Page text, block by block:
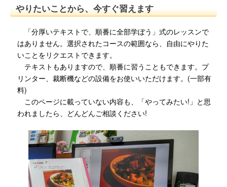
やりたいことから、今すぐ習えます
「分厚いテキストで、順番に全部学ぼう」式のレッスンで
はありません。選択されたコースの範囲なら、自由にやりた
いことをリクエストできます。
テキストもありますので、順番に習うこともできます。プ
リンター、裁断機などの設備をお使いいただけます。(一部有
料)
このページに載っていない内容も、「やってみたい!」と思
われましたら、どんどんご相談ください!